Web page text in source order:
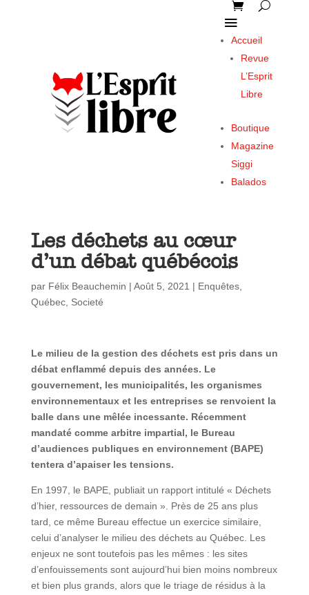
Accueil
Revue
L’Esprit
Libre
Boutique
Magazine
Siggi
Balados
Les déchets au cœur
d’un débat québécois
par Félix Beauchemin | Août 5, 2021 | Enquêtes,
Québec, Societé
Le milieu de la gestion des déchets est pris dans un
débat enflammé depuis des années. Le
gouvernement, les municipalités, les organismes
environnementaux et les entreprises se renvoient la
balle dans une mêlée incessante. Récemment
mandaté comme arbitre impartial, le Bureau
d’audiences publiques en environnement (BAPE)
tentera d’apaiser les tensions.
En 1997, le BAPE, publiait un rapport intitulé « Déchets
d’hier, ressources de demain ». Près de 25 ans plus
tard, ce même Bureau effectue un exercice similaire,
celui d’analyser le milieu des déchets au Québec. Les
enjeux ne sont toutefois pas les mêmes : les sites
d’enfouissements sont aujourd’hui bien moins nombreux
et bien plus grands, alors que le triage de résidus à la